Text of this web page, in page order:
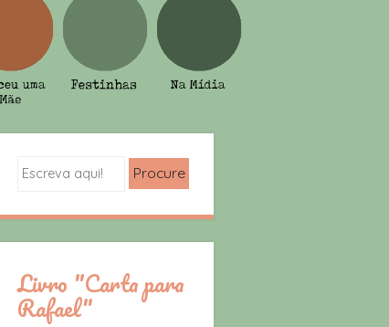
Search
Livro "Carta para
Rafael"